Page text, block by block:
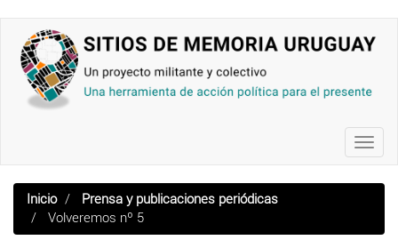
contenido
principal
Inicio
Prensa y publicaciones periódicas
Volveremos nº 5